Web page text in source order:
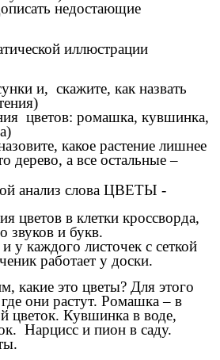
недостающие
иллюстрации
и, скажите, как назвать
цветов: ромашка, кувшинка,
какое растение лишнее
дерево, а все остальные –
анализ слова ЦВЕТЫ -
в клетки кроссворда,
звуков и букв.
у каждого листочек с сеткой
работает у доски.
какие это цветы? Для этого
они растут. Ромашка – в
цветок. Кувшинка в воде,
Нарцисс и пион в саду.